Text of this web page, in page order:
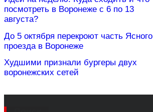
посмотреть в Воронеже с 6 по 13
августа?
До 5 октября перекроют часть Ясного
проезда в Воронеже
Худшими признали бургеры двух
воронежских сетей